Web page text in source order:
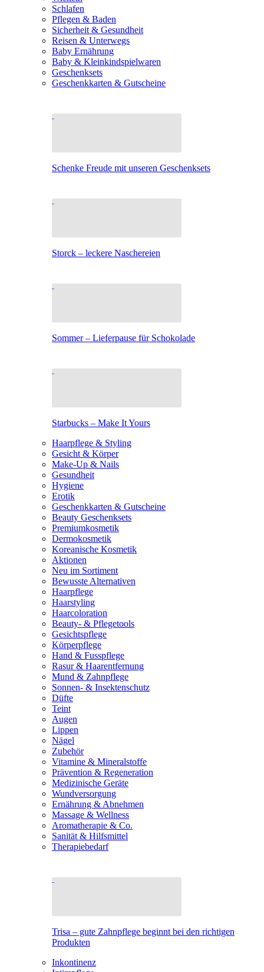
Schlafen
Pflegen & Baden
Sicherheit & Gesundheit
Reisen & Unterwegs
Baby Ernährung
Baby & Kleinkindspielwaren
Geschenksets
Geschenkkarten & Gutscheine
Schenke Freude mit unseren Geschenksets
Storck – leckere Naschereien
Sommer – Lieferpause für Schokolade
Starbucks – Make It Yours
Haarpflege & Styling
Gesicht & Körper
Make-Up & Nails
Gesundheit
Hygiene
Erotik
Geschenkkarten & Gutscheine
Beauty Geschenksets
Premiumkosmetik
Dermokosmetik
Koreanische Kosmetik
Aktionen
Neu im Sortiment
Bewusste Alternativen
Haarpflege
Haarstyling
Haarcoloration
Beauty- & Pflegetools
Gesichtspflege
Körperpflege
Hand & Fusspflege
Rasur & Haarentfernung
Mund & Zahnpflege
Sonnen- & Insektenschutz
Düfte
Teint
Augen
Lippen
Nägel
Zubehör
Vitamine & Mineralstoffe
Prävention & Regeneration
Medizinische Geräte
Wundversorgung
Ernährung & Abnehmen
Massage & Wellness
Aromatherapie & Co.
Sanität & Hilfsmittel
Therapiebedarf
Trisa – gute Zahnpflege beginnt bei den richtigen
Produkten
Inkontinenz